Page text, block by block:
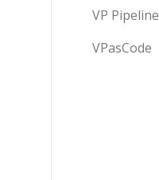
VP Pipeline
VPasCode